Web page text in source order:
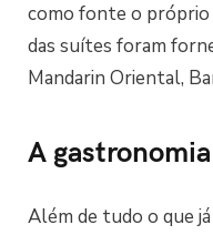
como fonte o próprio
das suítes foram
Mandarin Oriental,
A gastronomia
Além de tudo o que